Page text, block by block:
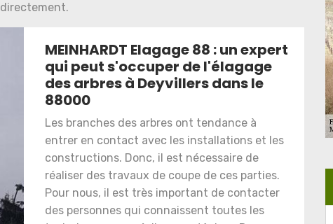
directement.
MEINHARDT Elagage 88 : un expert
qui peut s'occuper de l'élagage
des arbres à Deyvillers dans le
88000
Les branches des arbres ont tendance à
entrer en contact avec les installations et les
constructions. Donc, il est nécessaire de
réaliser des travaux de coupe de ces parties.
Pour nous, il est très important de contacter
des personnes qui connaissent toutes les